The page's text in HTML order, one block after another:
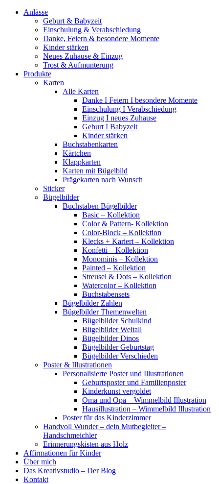
Anlässe
Geburt & Babyzeit
Einschulung & Verabschiedung
Danke, Feiern & besondere Momente
Kinder stärken
Neues Zuhause & Einzug
Trost & Aufmunterung
Produkte
Karten
Alle Karten
Danke I Feiern I besondere Momente
Einschulung I Verabschiedung
Einzug I neues Zuhause
Geburt I Babyzeit
Kinder stärken
Buchstabenkarten
Kärtchen
Klappkarten
Karten mit Bügelbild
Prägekarten nach Wunsch
Sticker
Bügelbilder
Buchstaben Bügelbilder
Basic – Kollektion
Color & Pattern- Kollektion
Color-Block – Kollektion
Klecks + Kariert – Kollektion
Konfetti – Kollektion
Monominis – Kollektion
Painted – Kollektion
Streusel & Dots – Kollektion
Watercolor – Kollektion
Buchstabensets
Bügelbilder Zahlen
Bügelbilder Themenwelten
Bügelbilder Schulkind
Bügelbilder Weltall
Bügelbilder Dinos
Bügelbilder Geburtstag
Bügelbilder Verschieden
Poster & Illustrationen
Personalisierte Poster und Illustrationen
Geburtsposter und Familienposter
Kinderkunst vergoldet
Oma und Opa – Wimmelbild Illustration
Hausillustration – Wimmelbild Illustration
Poster für das Kinderzimmer
Handvoll Wunder – dein Mutbegleiter –
Handschmeichler
Erinnerungskisten aus Holz
Affirmationen für Kinder
Über mich
Das Kreativstudio – Der Blog
Kontakt